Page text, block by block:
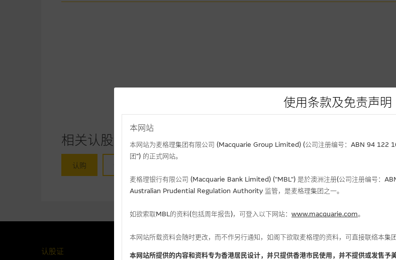
相关认股证/牛熊证
认购
使用条款及免责声明
本网站
本网站为麦格理集团有限公司 (Macquarie Group Limited) (公司注册编号：ABN 94 122
团”) 的正式网站。
麦格理银行有限公司 (Macquarie Bank Limited) ("MBL") 是於澳洲注册(公司注册编号：
Australian Prudential Regulation Authority 监管，是麦格理集团之一。
如欲索取MBL的资料(包括周年报告)，可登入以下网站： www.macquarie.com。
本网站所载资料会随时更改，而不作另行通知，如阁下欲取麦格理的资料，可直接联络本集团
本网站所提供的内容和资料专为香港居民设计，并只提供香港市民使用，并不提供或发售予
认股证 牛熊证 选股攻略 中资股票专页